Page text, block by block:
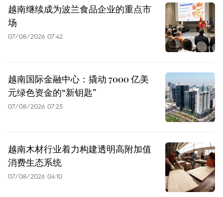
越南继续成为波兰食品企业的重点市
场
07/08/2026 07:42
越南国际金融中心：撬动 7000 亿美
元绿色资金的“新钥匙”
07/08/2026 07:25
越南木材行业着力构建透明高附加值
消费生态系统
07/08/2026 04:10